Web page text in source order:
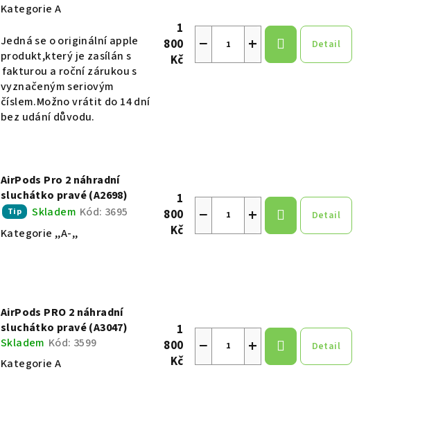
Kategorie A
Jedná se o originální apple
produkt,který je zasílán s
fakturou a roční zárukou s
vyznačeným seriovým
číslem.Možno vrátit do 14 dní
bez udání důvodu.
1
800
Kč
+
− Detail
AirPods Pro 2 náhradní
sluchátko pravé (A2698)
Tip Skladem Kód: 3695
Kategorie ,,A-,,
1
800
Kč
+
− Detail
AirPods PRO 2 náhradní
sluchátko pravé (A3047)
Skladem Kód: 3599
Kategorie A
1
800
Kč
+
− Detail